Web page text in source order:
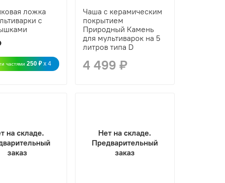
ложка
с
частями250 ₽ x 4
Чаша с керамическим
покрытием
Природный Камень
для мультиварок на 5
литров типа D
4 499 ₽
на складе.
заказ
Нет на складе.
Предварительный
заказ